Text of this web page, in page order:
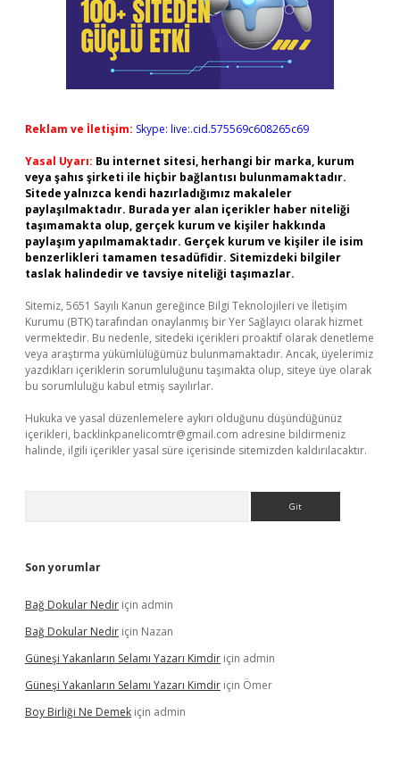
Reklam ve İletişim: Skype: live:.cid.575569c608265c69
Yasal Uyarı: Bu internet sitesi, herhangi bir marka, kurum
veya şahıs şirketi ile hiçbir bağlantısı bulunmamaktadır.
Sitede yalnızca kendi hazırladığımız makaleler
paylaşılmaktadır. Burada yer alan içerikler haber niteliği
taşımamakta olup, gerçek kurum ve kişiler hakkında
paylaşım yapılmamaktadır. Gerçek kurum ve kişiler ile isim
benzerlikleri tamamen tesadüfidir. Sitemizdeki bilgiler
taslak halindedir ve tavsiye niteliği taşımazlar.
Sitemiz, 5651 Sayılı Kanun gereğince Bilgi Teknolojileri ve İletişim
Kurumu (BTK) tarafından onaylanmış bir Yer Sağlayıcı olarak hizmet
vermektedir. Bu nedenle, sitedeki içerikleri proaktif olarak denetleme
veya araştırma yükümlülüğümüz bulunmamaktadır. Ancak, üyelerimiz
yazdıkları içeriklerin sorumluluğunu taşımakta olup, siteye üye olarak
bu sorumluluğu kabul etmiş sayılırlar.
Hukuka ve yasal düzenlemelere aykırı olduğunu düşündüğünüz
içerikleri, backlinkpanelicomtr@gmail.com adresine bildirmeniz
halinde, ilgili içerikler yasal süre içerisinde sitemizden kaldırılacaktır.
Son yorumlar
Bağ Dokular Nedir için admin
Bağ Dokular Nedir için Nazan
Güneşi Yakanların Selamı Yazarı Kimdir için admin
Güneşi Yakanların Selamı Yazarı Kimdir için Ömer
Boy Birliği Ne Demek için admin